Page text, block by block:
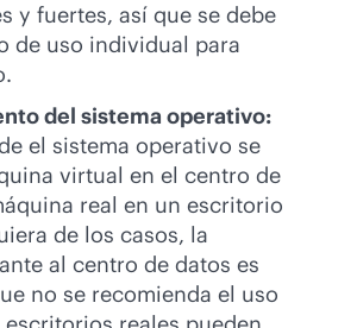
y fuertes, así que se debe
de uso individual para
del sistema operativo:
el sistema operativo se
virtual en el centro de
real en un escritorio
de los casos, la
al centro de datos es
no se recomienda el uso